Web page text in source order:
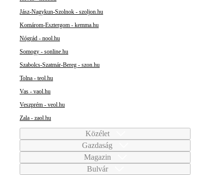
Jász-Nagykun-Szolnok - szoljon.hu
Komárom-Esztergom - kemma.hu
Nógrád - nool.hu
Somogy - sonline.hu
Szabolcs-Szatmár-Bereg - szon.hu
Tolna - teol.hu
Vas - vaol.hu
Veszprém - veol.hu
Zala - zaol.hu
Közélet
Gazdaság
Magazin
Bulvár